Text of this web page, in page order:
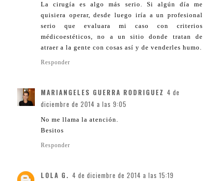
La cirugía es algo más serio. Si algún día me
quisiera operar, desde luego iría a un profesional
serio que evaluara mi caso con criterios
médicoestéticos, no a un sitio donde tratan de
atraer a la gente con cosas así y de venderles humo.
Responder
MARIANGELES GUERRA RODRIGUEZ 4 de
diciembre de 2014 a las 9:05
No me llama la atención.
Besitos
Responder
LOLA G. 4 de diciembre de 2014 a las 15:19